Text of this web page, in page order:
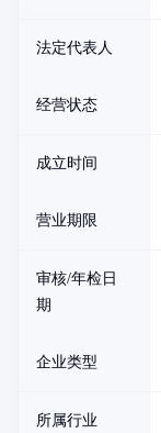
法定代表人
经营状态
成立时间
营业期限
审核/年检日
期
企业类型
所属行业